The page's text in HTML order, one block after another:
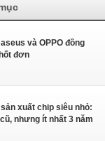
và OPPO đồng
đơn
xuất chip siêu nhỏ:
nhưng ít nhất 3 năm